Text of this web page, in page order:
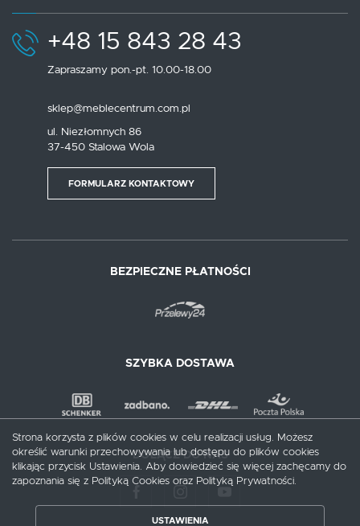
+48 15 843 28 43
Zapraszamy pon.-pt. 10.00-18.00
sklep@meblecentrum.com.pl
ul. Niezłomnych 86
37-450 Stalowa Wola
FORMULARZ KONTAKTOWY
BEZPIECZNE PŁATNOŚCI
SZYBKA DOSTAWA
DOŁĄCZ DO NAS
Strona korzysta z plików cookies w celu realizacji usług. Możesz
określić warunki przechowywania lub dostępu do plików cookies
klikając przycisk Ustawienia. Aby dowiedzieć się więcej zachęcamy do
zapoznania się z Polityką Cookies oraz Polityką Prywatności.
USTAWIENIA